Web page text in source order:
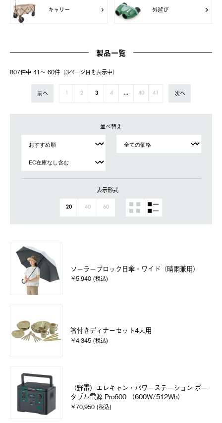
キャリー 外遊び
製品一覧
807件中 41〜 60件（3ページ⽬を表⽰中）
前へ 2 3 4 ... 40 41 次へ
並べ替え
表示形式
20 40 60
ソーラーブロック日傘・ワイド（晴雨兼用）
￥5,940 (税込)
箸付きディナーセット4人用
￥4,345 (税込)
（野電）エレキャン・パワーステーション ポー
タブル電源 Pro600 （600W/512Wh）
￥70,950 (税込)